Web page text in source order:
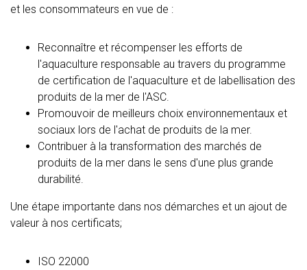
et les consommateurs en vue de :
Reconnaître et récompenser les efforts de
l'aquaculture responsable au travers du programme
de certification de l'aquaculture et de labellisation des
produits de la mer de l'ASC.
Promouvoir de meilleurs choix environnementaux et
sociaux lors de l'achat de produits de la mer.
Contribuer à la transformation des marchés de
produits de la mer dans le sens d'une plus grande
durabilité.
Une étape importante dans nos démarches et un ajout de
valeur à nos certificats;
ISO 22000